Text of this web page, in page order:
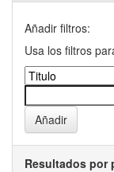
Añadir filtros:
Usa los filtros
Resultados por